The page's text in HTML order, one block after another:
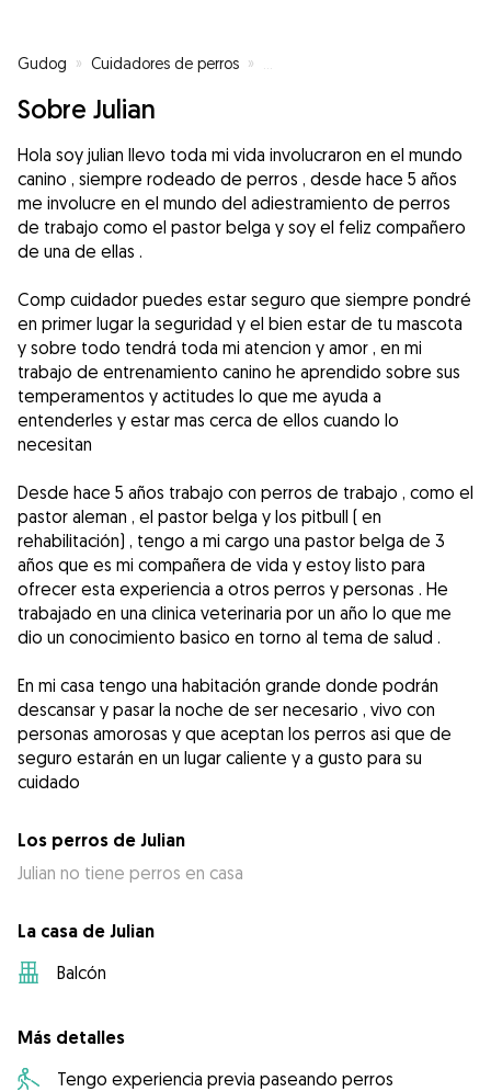
Gudog » Cuidadores de perros »
Sobre Julian
Hola soy julian llevo toda mi vida involucraron en el mundo
canino , siempre rodeado de perros , desde hace 5 años
me involucre en el mundo del adiestramiento de perros
de trabajo como el pastor belga y soy el feliz compañero
de una de ellas .
Comp cuidador puedes estar seguro que siempre pondré
en primer lugar la seguridad y el bien estar de tu mascota
y sobre todo tendrá toda mi atencion y amor , en mi
trabajo de entrenamiento canino he aprendido sobre sus
temperamentos y actitudes lo que me ayuda a
entenderles y estar mas cerca de ellos cuando lo
necesitan
Desde hace 5 años trabajo con perros de trabajo , como el
pastor aleman , el pastor belga y los pitbull ( en
rehabilitación) , tengo a mi cargo una pastor belga de 3
años que es mi compañera de vida y estoy listo para
ofrecer esta experiencia a otros perros y personas . He
trabajado en una clinica veterinaria por un año lo que me
dio un conocimiento basico en torno al tema de salud .
En mi casa tengo una habitación grande donde podrán
descansar y pasar la noche de ser necesario , vivo con
personas amorosas y que aceptan los perros asi que de
seguro estarán en un lugar caliente y a gusto para su
cuidado
Los perros de Julian
Julian no tiene perros en casa
La casa de Julian
Balcón
Más detalles
Tengo experiencia previa paseando perros